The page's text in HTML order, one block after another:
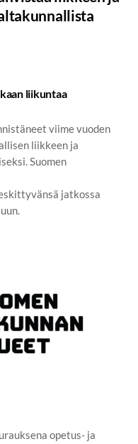
liikuntaa
viime vuoden
liikkeen ja
Suomen
jatkossa
opetus- ja